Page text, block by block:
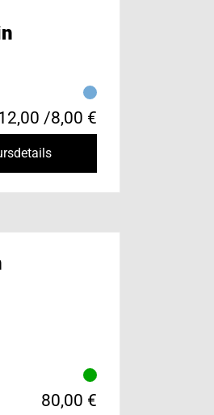
/8,00 €
80,00 €